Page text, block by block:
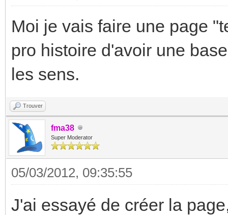
Moi je vais faire une page
pro histoire d'avoir une
les sens.
Trouver
fma38
Super Moderator
05/03/2012, 09:35:55
J'ai essayé de créer la